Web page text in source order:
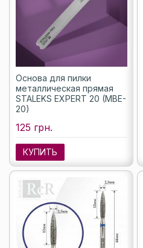
Основа для пилки
металлическая прямая
STALEKS EXPERT 20 (MBE-
20)
125 грн.
КУПИТЬ